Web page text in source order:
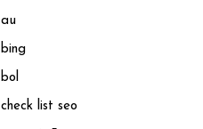
au
bing
bol
check list seo